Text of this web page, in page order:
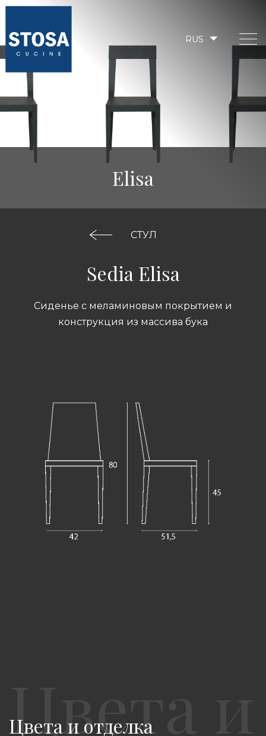
RUS
Elisa
СТУЛ
Sedia Elisa
Сиденье с меламиновым покрытием и
конструкция из массива бука
Цвета и отделка